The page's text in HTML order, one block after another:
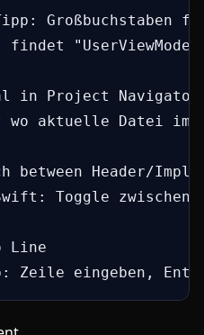
Großbuchstaben
findet
in Project Navigator
wo aktuelle Datei im
Header/
Toggle zwischen
Zeile eingeben,